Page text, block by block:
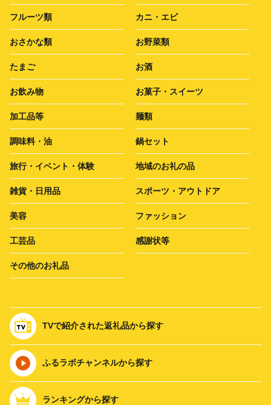
フルーツ類 カニ・エビ
おさかな類 お野菜類
たまご お酒
お飲み物 お菓子・スイーツ
加工品等 麺類
調味料・油 鍋セット
旅行・イベント・体験 地域のお礼の品
雑貨・日用品 スポーツ・アウトドア
美容 ファッション
工芸品 感謝状等
その他のお礼品
TVで紹介された返礼品から探す
ふるラボチャンネルから探す
ランキングから探す